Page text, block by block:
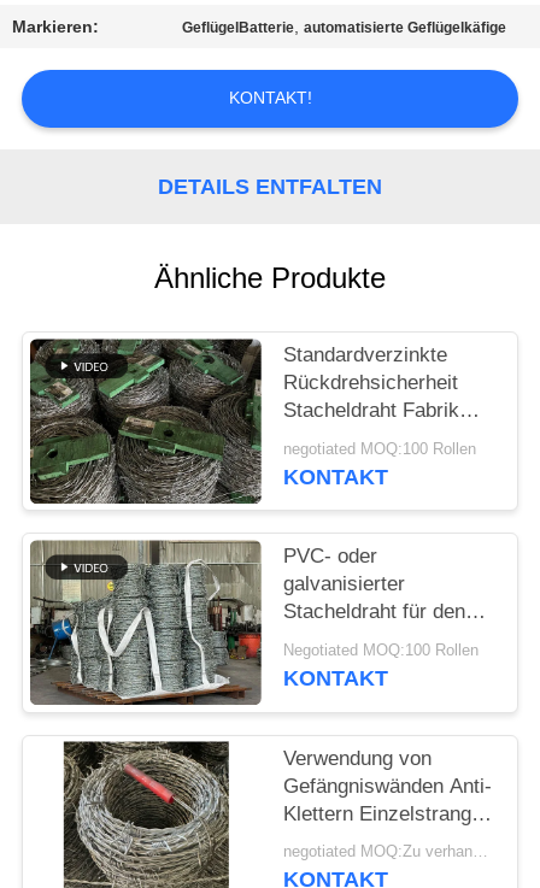
BITTE UM
ANGEBOT
DATENSCHUTZRICHTLINIE
Markieren: GeflügelBatterie,automatisierte Geflügelkäfige
KONTAKT!
DETAILS ENTFALTEN
Ähnliche Produkte
Standardverzinkte
Rückdrehsicherheit
Stacheldraht Fabrik
direkt
negotiated MOQ:100 Rollen
KONTAKT
PVC- oder
galvanisierter
Stacheldraht für den
Grenzschutz
Negotiated MOQ:100 Rollen
KONTAKT
Verwendung von
Gefängniswänden Anti-
Klettern Einzelstrang
PVC beschichtet
Stacheldraht
negotiated MOQ:Zu verhandeln
KONTAKT